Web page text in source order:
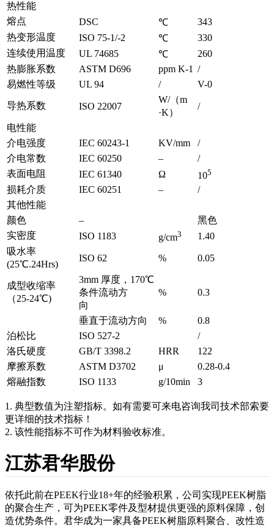
热性能
熔点
DSC ℃
343
热变形温度
ISO 75-1/-2 ℃
330
连续使用温度
UL 74685 ℃
260
热膨胀系数
ASTM D696 ppm K-1 /
易燃性等级
UL 94 / V-0
导热系数 ISO 22007
W/（m
·K）
/
电性能
介电强度
IEC 60243-1 KV/mm
/
介电常数
IEC 60250 –
/
表面电阻
IEC 61340 Ω 105
损耗介质 IEC 60251 –
/
其他性能
颜色
–
黑色
实密度
ISO 1183 g/cm3
1.40
吸水率
(25℃.24Hrs)
ISO 62 % 0.05
成型收缩率
（25-24℃)
3mm 厚度，170℃
条件流动方
向
% 0.3
垂直于流动方向 %
0.8
泊松比
ISO 527-2
/
洛氏硬度
GB/T 3398.2 HRR
122
摩擦系数
ASTM D3702 μ
0.28-0.4
熔融指数
ISO 1133 g/10min 3
1. 典型数值为注塑指标。如有需要可来电咨询我司技术部索要
更详细的技术指标！
2. 该性能指标不可作为材料验收标准。
江苏君华股份
依托此前在PEEK行业18+年的经验积累，公司实现PEEK树脂
的聚合生产，可为PEEK零件及型材提供更强的原料保障，创
造优势条件。君华成为一家具备PEEK树脂原料聚合、改性造